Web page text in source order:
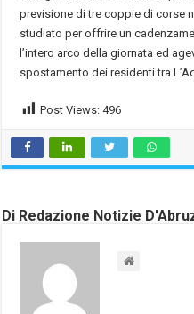
previsione di tre coppie di corse
studiato per offrire un
l’intero arco della giornata ed
spostamento dei residenti tra
Post Views: 496
Di Redazione Notizie